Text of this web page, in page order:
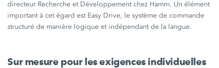
directeur Recherche et Développement chez Hamm. Un élément
important à cet égard est Easy Drive, le système de commande
structuré de manière logique et indépendant de la langue.
Sur mesure pour les exigences individuelles